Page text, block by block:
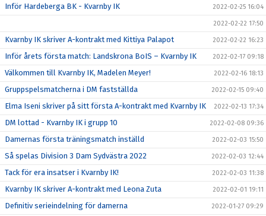
Inför Hardeberga BK - Kvarnby IK 2022-02-25 16:04
2022-02-22 17:50
Kvarnby IK skriver A-kontrakt med Kittiya Palapot 2022-02-22 16:23
Inför årets första match: Landskrona BoIS – Kvarnby IK 2022-02-17 09:18
Välkommen till Kvarnby IK, Madelen Meyer! 2022-02-16 18:13
Gruppspelsmatcherna i DM fastställda 2022-02-15 09:40
Elma Iseni skriver på sitt första A-kontrakt med Kvarnby IK 2022-02-13 17:34
DM lottad - Kvarnby IK i grupp 10 2022-02-08 09:36
Damernas första träningsmatch inställd 2022-02-03 15:50
Så spelas Division 3 Dam Sydvästra 2022 2022-02-03 12:44
Tack för era insatser i Kvarnby IK! 2022-02-03 11:38
Kvarnby IK skriver A-kontrakt med Leona Zuta 2022-02-01 19:11
Definitiv serieindelning för damerna 2022-01-27 09:29